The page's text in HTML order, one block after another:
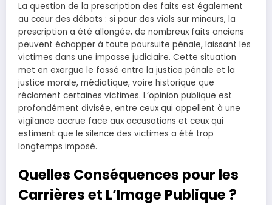
La question de la prescription des faits est également
au cœur des débats : si pour des viols sur mineurs, la
prescription a été allongée, de nombreux faits anciens
peuvent échapper à toute poursuite pénale, laissant les
victimes dans une impasse judiciaire. Cette situation
met en exergue le fossé entre la justice pénale et la
justice morale, médiatique, voire historique que
réclament certaines victimes. L’opinion publique est
profondément divisée, entre ceux qui appellent à une
vigilance accrue face aux accusations et ceux qui
estiment que le silence des victimes a été trop
longtemps imposé.
Quelles Conséquences pour les
Carrières et L’Image Publique ?